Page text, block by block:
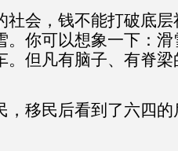
社会，钱不能打破底
。你可以想象一下：
。但凡有脑子、有脊
，移民后看到了六四的